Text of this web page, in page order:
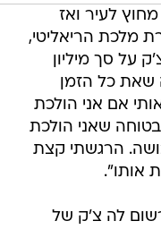
לעיר ואז
מלכת הריאליטי,
סך מיליון
כל הזמן
אם אני הולכת
שאני הולכת
הרגשתי קצת
אותו".
לה צ'ק של